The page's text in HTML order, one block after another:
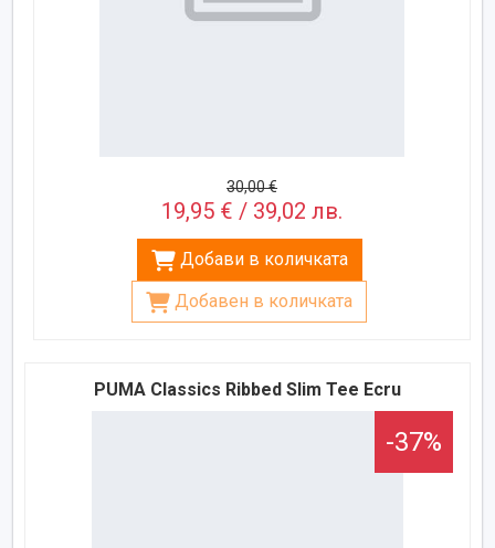
30,00 €
19,95 € / 39,02 лв.
Добави в количката
Добавен в количката
PUMA Classics Ribbed Slim Tee Еcru
-37%